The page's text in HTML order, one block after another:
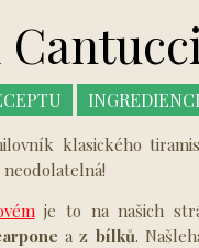
klasického
je to na našich
a z bílků.